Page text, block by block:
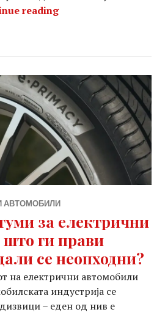
readingНовите гуми на
АВТОМОБИЛИ
за електрични
ги прави
се неопходни?
на електрични автомобили
индустрија се
– еден од нив е